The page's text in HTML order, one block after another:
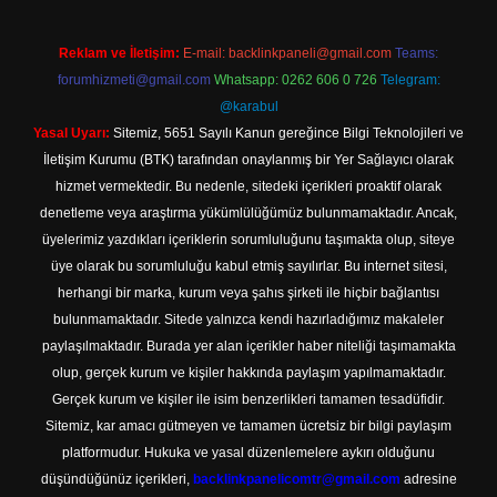
Reklam ve İletişim: E-mail: backlinkpaneli@gmail.com Teams:
forumhizmeti@gmail.com Whatsapp: 0262 606 0 726 Telegram:
@karabul
Yasal Uyarı: Sitemiz, 5651 Sayılı Kanun gereğince Bilgi Teknolojileri ve
İletişim Kurumu (BTK) tarafından onaylanmış bir Yer Sağlayıcı olarak
hizmet vermektedir. Bu nedenle, sitedeki içerikleri proaktif olarak
denetleme veya araştırma yükümlülüğümüz bulunmamaktadır. Ancak,
üyelerimiz yazdıkları içeriklerin sorumluluğunu taşımakta olup, siteye
üye olarak bu sorumluluğu kabul etmiş sayılırlar. Bu internet sitesi,
herhangi bir marka, kurum veya şahıs şirketi ile hiçbir bağlantısı
bulunmamaktadır. Sitede yalnızca kendi hazırladığımız makaleler
paylaşılmaktadır. Burada yer alan içerikler haber niteliği taşımamakta
olup, gerçek kurum ve kişiler hakkında paylaşım yapılmamaktadır.
Gerçek kurum ve kişiler ile isim benzerlikleri tamamen tesadüfidir.
Sitemiz, kar amacı gütmeyen ve tamamen ücretsiz bir bilgi paylaşım
platformudur. Hukuka ve yasal düzenlemelere aykırı olduğunu
düşündüğünüz içerikleri, backlinkpanelicomtr@gmail.com adresine